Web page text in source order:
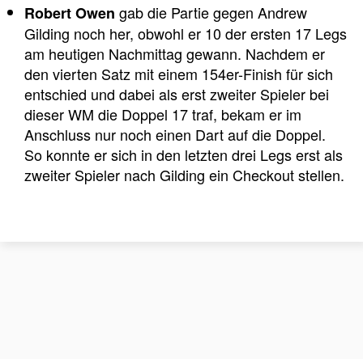
Robert Owen gab die Partie gegen Andrew
Gilding noch her, obwohl er 10 der ersten 17 Legs
am heutigen Nachmittag gewann. Nachdem er
den vierten Satz mit einem 154er-Finish für sich
entschied und dabei als erst zweiter Spieler bei
dieser WM die Doppel 17 traf, bekam er im
Anschluss nur noch einen Dart auf die Doppel.
So konnte er sich in den letzten drei Legs erst als
zweiter Spieler nach Gilding ein Checkout stellen.